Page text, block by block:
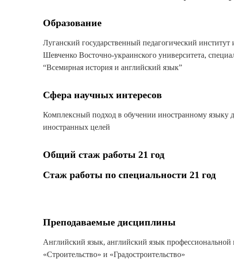
Образование
Луганский государственный педагогический институт
Шевченко Восточно-украинского университета,
“Всемирная история и английский язык”
Сфера научных интересов
Комплексный подход в обучении иностранному языку
иностранных целей
Общий стаж работы 21 год
Стаж работы по специальности 21 год
Преподаваемые дисциплины
Английский язык, английский язык
«Строительство» и «Градостроительство»